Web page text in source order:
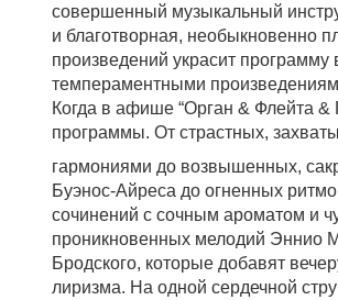
совершенный музыкальный
и благотворная, необыкновенно
произведений украсит
темпераментными
Когда в афише “Орган & Флейта &
программы. От страстных,
гармониями до возвышенных,
Буэнос-Айреса до огненных
сочинений с сочным ароматом и
проникновенных мелодий Эннио
Бродского, которые добавят
лиризма. На одной сердечной